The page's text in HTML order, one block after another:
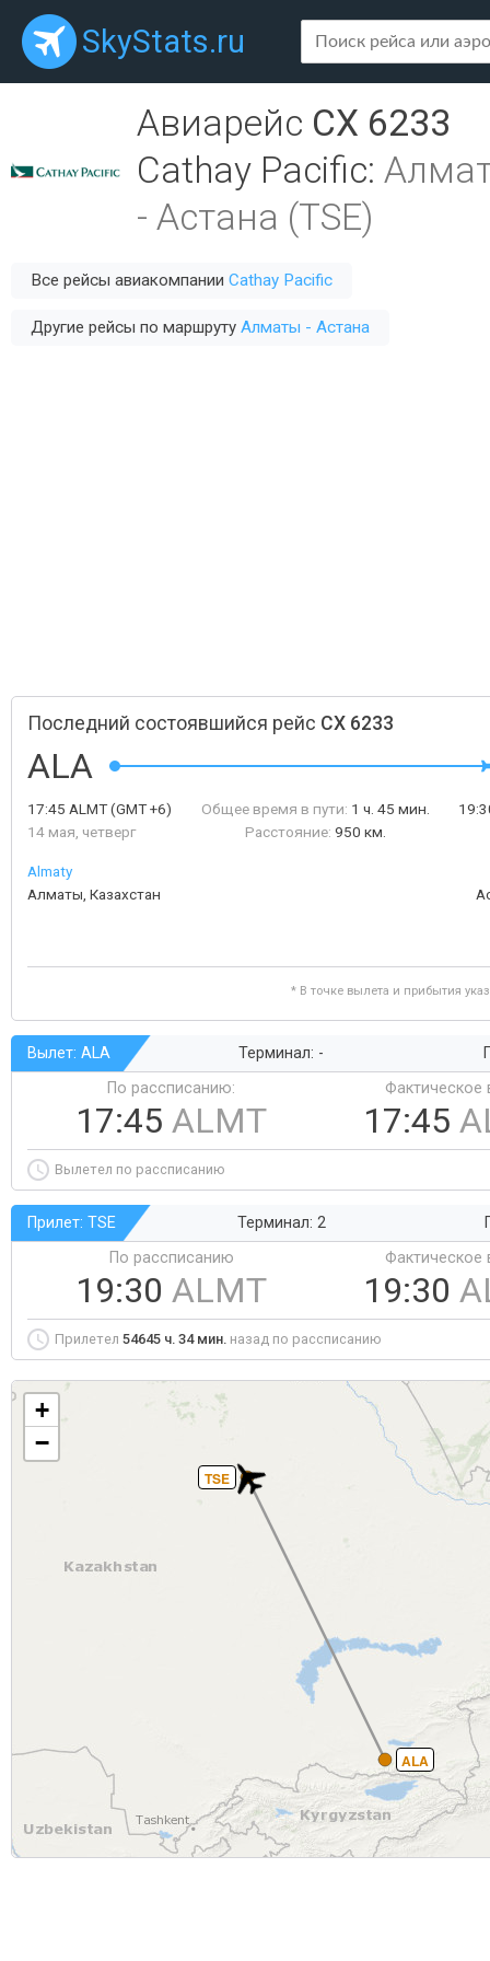
SkyStats.ru
Авиарейс CX 6233
Cathay Pacific:
- Астана (TSE)
Все рейсы авиакомпании Cathay Pacific
Другие рейсы по маршруту Алматы - Астана
Последний состоявшийся рейс CX 6233
ALA
17:45 ALMT(GMT +6)
14 мая, четверг
Общее время в пути: 1 ч. 45 мин.
Расстояние: 950 км.
Almaty
Алматы, Казахстан
* В точке вылета и прибытия
Вылет: ALA Терминал: -
По рассписанию:
17:45 ALMT
Фактическое
17:45
Вылетел по рассписанию
Прилет: TSE Терминал: 2
По рассписанию
19:30 ALMT
Фактическое
19:30
Прилетел 54645 ч. 34 мин. назад по рассписанию
ALA
TSE
+
−